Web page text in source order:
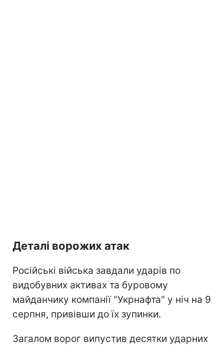
Деталі ворожих атак
Російські війська завдали ударів по
видобувних активах та буровому
майданчику компанії "Укрнафта" у ніч на 9
серпня, привівши до їх зупинки.
Загалом ворог випустив десятки ударних